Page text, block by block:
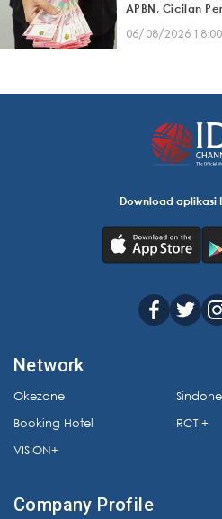
APBN, Cicilan
06/08/2026 18:00
Download aplikasi
Network
Okezone
Booking Hotel
VISION+
RCTI+
Company Profile